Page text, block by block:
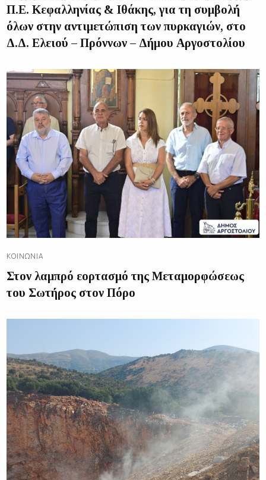
Π.Ε. Κεφαλληνίας & Ιθάκης, για τη συμβολή
όλων στην αντιμετώπιση των πυρκαγιών, στο
Δ.Δ. Ελειού – Πρόννων – Δήμου Αργοστολίου
ΚΟΙΝΩΝΊΑ
Στον λαμπρό εορτασμό της Μεταμορφώσεως
του Σωτήρος στον Πόρο